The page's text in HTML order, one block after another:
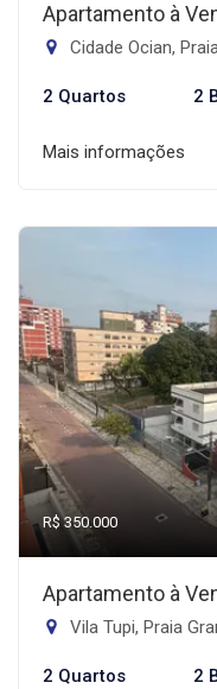
Apartamento à
Cidade Ocian,
2 Quartos 2
Mais informações
R$ 350.000
Apartamento à
Vila Tupi, Praia
2 Quartos 2